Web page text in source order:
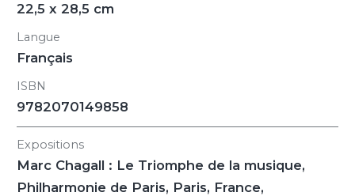
22,5 x 28,5 cm
Langue
Français
ISBN
9782070149858
Expositions
Marc Chagall : Le Triomphe de la musique,
Philharmonie de Paris, Paris, France,